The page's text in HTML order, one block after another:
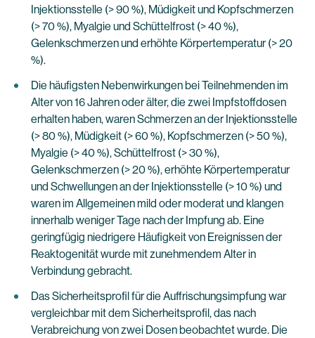
Injektionsstelle (> 90 %), Müdigkeit und Kopfschmerzen
(> 70 %), Myalgie und Schüttelfrost (> 40 %),
Gelenkschmerzen und erhöhte Körpertemperatur (> 20
%).
Die häufigsten Nebenwirkungen bei Teilnehmenden im
Alter von 16 Jahren oder älter, die zwei Impfstoffdosen
erhalten haben, waren Schmerzen an der Injektionsstelle
(> 80 %), Müdigkeit (> 60 %), Kopfschmerzen (> 50 %),
Myalgie (> 40 %), Schüttelfrost (> 30 %),
Gelenkschmerzen (> 20 %), erhöhte Körpertemperatur
und Schwellungen an der Injektionsstelle (> 10 %) und
waren im Allgemeinen mild oder moderat und klangen
innerhalb weniger Tage nach der Impfung ab. Eine
geringfügig niedrigere Häufigkeit von Ereignissen der
Reaktogenität wurde mit zunehmendem Alter in
Verbindung gebracht.
Das Sicherheitsprofil für die Auffrischungsimpfung war
vergleichbar mit dem Sicherheitsprofil, das nach
Verabreichung von zwei Dosen beobachtet wurde. Die